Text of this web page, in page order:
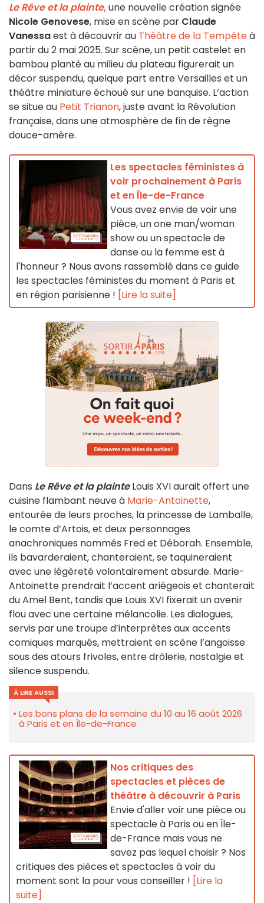
Le Rêve et la plainte,une nouvelle création signée
Nicole Genovese, mise en scène par Claude
Vanessaest à découvrir au Théâtre de la Tempêteà
partir du 2 mai 2025. Sur scène, un petit castelet en
bambou planté au milieu du plateau figurerait un
décor suspendu, quelque part entre Versailles et un
théâtre miniature échoué sur une banquise. L’action
se situe au Petit Trianon, juste avant la Révolution
française, dans une atmosphère de fin de règne
douce-amère.
Les spectacles féministes à
voir prochainement à Paris
et en Île-de-France
Vous avez envie de voir une
pièce, un one man/woman
show ou un spectacle de
danse ou la femme est à
l'honneur ? Nous avons rassemblé dans ce guide
les spectacles féministes du moment à Paris et
en région parisienne ! [Lire la suite]
Dans Le Rêve et la plainte Louis XVI aurait offert une
cuisine flambant neuve à Marie-Antoinette,
entourée de leurs proches, la princesse de Lamballe,
le comte d’Artois, et deux personnages
anachroniques nommés Fred et Déborah. Ensemble,
ils bavarderaient, chanteraient, se taquineraient
avec une légèreté volontairement absurde. Marie-
Antoinette prendrait l’accent ariégeois et chanterait
du Amel Bent, tandis que Louis XVI fixerait un avenir
flou avec une certaine mélancolie. Les dialogues,
servis par une troupe d’interprètes aux accents
comiques marqués, mettraient en scène l’angoisse
sous des atours frivoles, entre drôlerie, nostalgie et
silence suspendu.
À LIRE AUSSI
Les bons plans de la semaine du 10 au 16 août 2026
à Paris et en Île-de-France
Nos critiques des
spectacles et pièces de
théâtre à découvrir à Paris
Envie d'aller voir une pièce ou
spectacle à Paris ou en Île-
de-France mais vous ne
savez pas lequel choisir ? Nos
critiques des pièces et spectacles à voir du
moment sont la pour vous conseiller ! [Lire la
suite]